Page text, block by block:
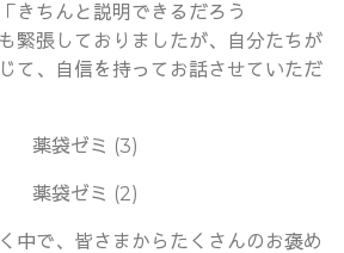
きちんと説明できるだろう
緊張しておりましたが、自分たちが
て、自信を持ってお話させていただ
中で、皆さまからたくさんのお褒め